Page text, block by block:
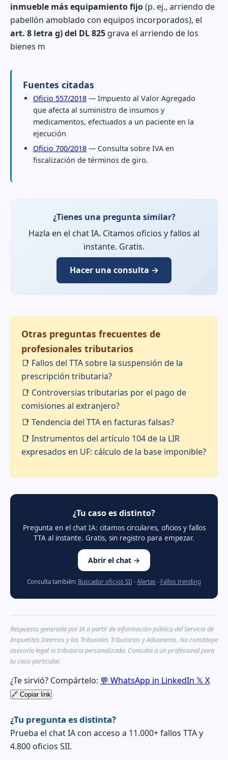
inmueble más equipamiento fijo(p. ej., arriendo de
pabellón amoblado con equipos incorporados), el
art. 8 letra g) del DL 825 grava el arriendo de los
bienes m
Fuentes citadas
Oficio 557/2018— Impuesto al Valor Agregado
que afecta al suministro de insumos y
medicamentos, efectuados a un paciente en la
ejecución
Oficio 700/2018— Consulta sobre IVA en
fiscalización de términos de giro.
¿Tienes una pregunta similar?
Hazla en el chat IA. Citamos oficios y fallos al
instante. Gratis.
Hacer una consulta →
Otras preguntas frecuentes de
profesionales tributarios
📑 Fallos del TTA sobre la suspensión de la
prescripción tributaria?
📑 Controversias tributarias por el pago de
comisiones al extranjero?
📑Tendencia del TTA en facturas falsas?
📑Instrumentos del artículo 104 de la LIR
expresados en UF: cálculo de la base imponible?
¿Tu caso es distinto?
Pregunta en el chat IA: citamos circulares, oficios y fallos
TTA al instante. Gratis, sin registro para empezar.
Abrir el chat →
Consulta también: Buscador oficios SII · Alertas · Fallos trending
Respuesta generada por IA a partir de información pública del Servicio de
Impuestos Internos y los Tribunales Tributarios y Aduaneros. No constituye
asesoría legal ni tributaria personalizada. Consulta a un profesional para
tu caso particular.
¿Te sirvió? Compártelo: 💬 WhatsApp in LinkedIn 𝕏 X
🔗 Copiar link
¿Tu pregunta es distinta?
Prueba el chat IA con acceso a 11.000+ fallos TTA y
4.800 oficios SII.